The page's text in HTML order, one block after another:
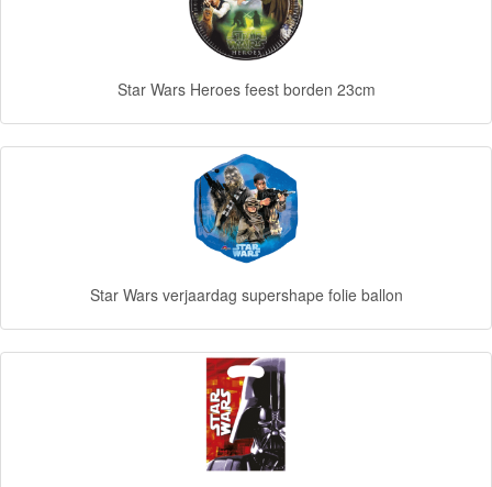
dinosaurus
Star Wars Heroes feest borden 23cm
Star Wars verjaardag supershape folie ballon